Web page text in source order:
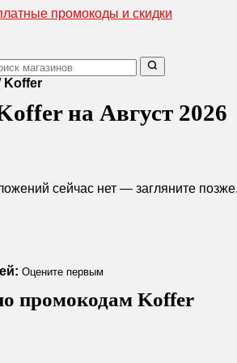
промокоды и скидки
Koffer
на Август 2026
сейчас нет — загляните
Оцените первым
промокодам Koffer